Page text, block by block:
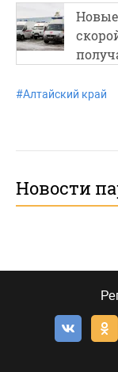
#Алтайский край
Новости